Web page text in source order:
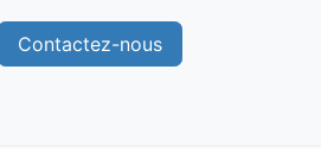
Contactez-nous